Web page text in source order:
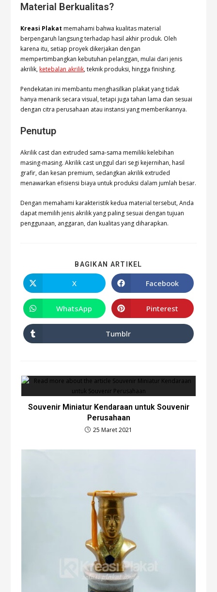
Material Berkualitas?
Kreasi Plakat memahami bahwa kualitas material
berpengaruh langsung terhadap hasil akhir produk. Oleh
karena itu, setiap proyek dikerjakan dengan
mempertimbangkan kebutuhan pelanggan, mulai dari jenis
akrilik,ketebalan akrilik, teknik produksi, hingga finishing.
Pendekatan ini membantu menghasilkan plakat yang tidak
hanya menarik secara visual, tetapi juga tahan lama dan sesuai
dengan citra perusahaan atau instansi yang memberikannya.
Penutup
Akrilik cast dan extruded sama-sama memiliki kelebihan
masing-masing. Akrilik cast unggul dari segi kejernihan, hasil
grafir, dan kesan premium, sedangkan akrilik extruded
menawarkan efisiensi biaya untuk produksi dalam jumlah besar.
Dengan memahami karakteristik kedua material tersebut, Anda
dapat memilih jenis akrilik yang paling sesuai dengan tujuan
penggunaan, anggaran, dan kualitas yang diharapkan.
BAGIKAN ARTIKEL
X Facebook
WhatsApp Pinterest
Tumblr
Souvenir Miniatur Kendaraan untuk Souvenir
Perusahaan
25 Maret 2021